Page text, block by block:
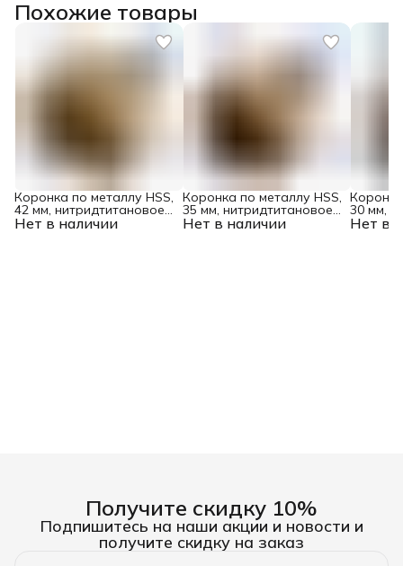
Похожие товары
Нет в наличии
Коронка по металлу HSS,
42 мм, нитридтитановое
покрытие Denzel Нет в наличии
Коронка по металлу HSS,
35 мм, нитридтитановое
покрытие Denzel Нет в
30 мм,
Получите скидку 10%
Подпишитесь на наши акции и новости и
получите скидку на заказ